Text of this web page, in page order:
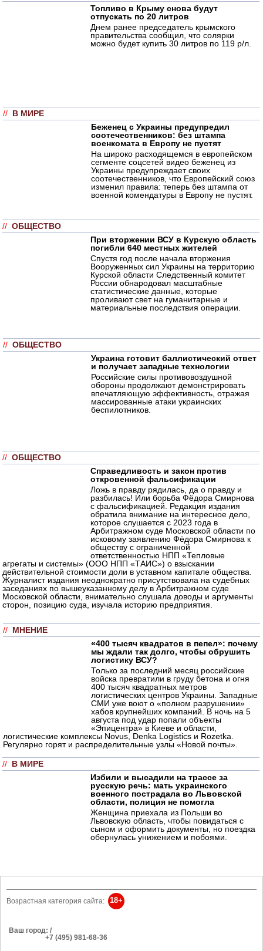
Топливо в Крыму снова будут
отпускать по 20 литров
Днем ранее председатель крымского
правительства сообщил, что солярки
можно будет купить 30 литров по 119 р/л.
// В МИРЕ
Беженец с Украины предупредил
соотечественников: без штампа
военкомата в Европу не пустят
На широко расходящемся в европейском
сегменте соцсетей видео беженец из
Украины предупреждает своих
соотечественников, что Европейский союз
изменил правила: теперь без штампа от
военной комендатуры в Европу не пустят.
// ОБЩЕСТВО
При вторжении ВСУ в Курскую область
погибли 640 местных жителей
Спустя год после начала вторжения
Вооруженных сил Украины на территорию
Курской области Следственный комитет
России обнародовал масштабные
статистические данные, которые
проливают свет на гуманитарные и
материальные последствия операции.
// ОБЩЕСТВО
Украина готовит баллистический ответ
и получает западные технологии
Российские силы противовоздушной
обороны продолжают демонстрировать
впечатляющую эффективность, отражая
массированные атаки украинских
беспилотников.
// ОБЩЕСТВО
Справедливость и закон против
откровенной фальсификации
Ложь в правду рядилась, да о правду и
разбилась! Или борьба Фёдора Смирнова
с фальсификацией. Редакция издания
обратила внимание на интересное дело,
которое слушается с 2023 года в
Арбитражном суде Московской области по
исковому заявлению Фёдора Смирнова к
обществу с ограниченной
ответственностью НПП «Тепловые
агрегаты и системы» (ООО НПП «ТАИС») о взыскании
действительной стоимости доли в уставном капитале общества.
Журналист издания неоднократно присутствовала на судебных
заседаниях по вышеуказанному делу в Арбитражном суде
Московской области, внимательно слушала доводы и аргументы
сторон, позицию суда, изучала историю предприятия.
// МНЕНИЕ
«400 тысяч квадратов в пепел»: почему
мы ждали так долго, чтобы обрушить
логистику ВСУ?
Только за последний месяц российские
войска превратили в груду бетона и огня
400 тысяч квадратных метров
логистических центров Украины. Западные
СМИ уже воют о «полном разрушении»
хабов крупнейших компаний. В ночь на 5
августа под удар попали объекты
«Эпицентра» в Киеве и области,
логистические комплексы Novus, Denka Logistics и Rozetka.
Регулярно горят и распределительные узлы «Новой почты».
// В МИРЕ
Избили и высадили на трассе за
русскую речь: мать украинского
военного пострадала во Львовской
области, полиция не помогла
Женщина приехала из Польши во
Львовскую область, чтобы повидаться с
сыном и оформить документы, но поездка
обернулась унижением и побоями.
Возрастная категория сайта: 18+
Ваш город: /
+7 (495) 981-68-36